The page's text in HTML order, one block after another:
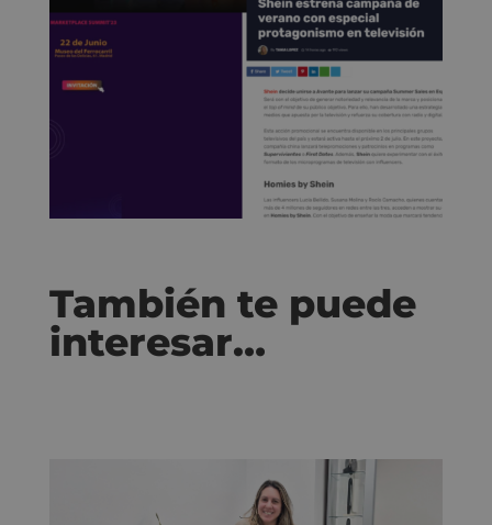
También te puede
interesar…